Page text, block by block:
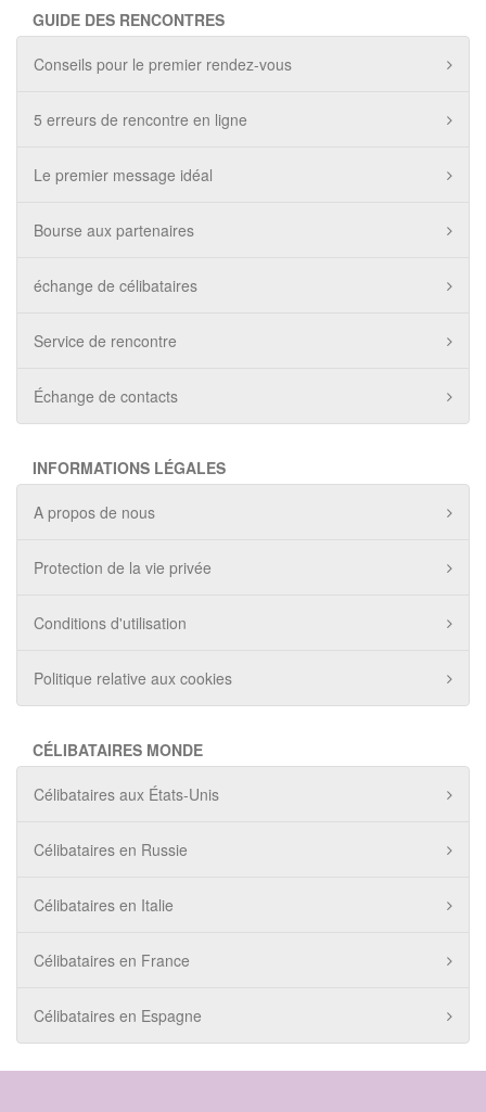
GUIDE DES RENCONTRES
Conseils pour le premier rendez-vous
5 erreurs de rencontre en ligne
Le premier message idéal
Bourse aux partenaires
échange de célibataires
Service de rencontre
Échange de contacts
INFORMATIONS LÉGALES
A propos de nous
Protection de la vie privée
Conditions d'utilisation
Politique relative aux cookies
CÉLIBATAIRES MONDE
Célibataires aux États-Unis
Célibataires en Russie
Célibataires en Italie
Célibataires en France
Célibataires en Espagne